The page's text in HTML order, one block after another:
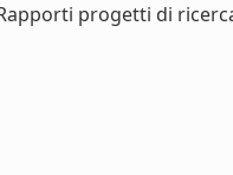
progetti di